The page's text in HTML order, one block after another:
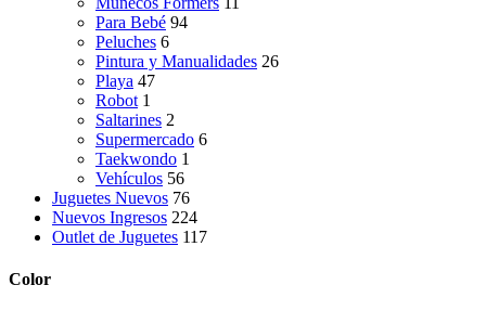
Para Bebé 94
Peluches 6
Pintura y Manualidades 26
Playa 47
Robot 1
Saltarines 2
Supermercado 6
Taekwondo 1
Vehículos 56
Juguetes Nuevos 76
Nuevos Ingresos 224
Outlet de Juguetes 117
Color